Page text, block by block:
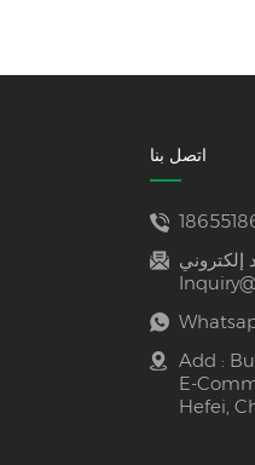
اتصل بنا
Add :
E-
Hefei,